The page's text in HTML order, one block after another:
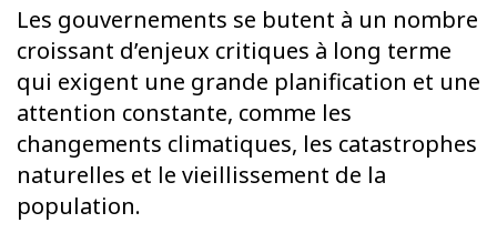
Les gouvernements se butent à un nombre
croissant d’enjeux critiques à long terme
qui exigent une grande planification et une
attention constante, comme les
changements climatiques, les catastrophes
naturelles et le vieillissement de la
population.